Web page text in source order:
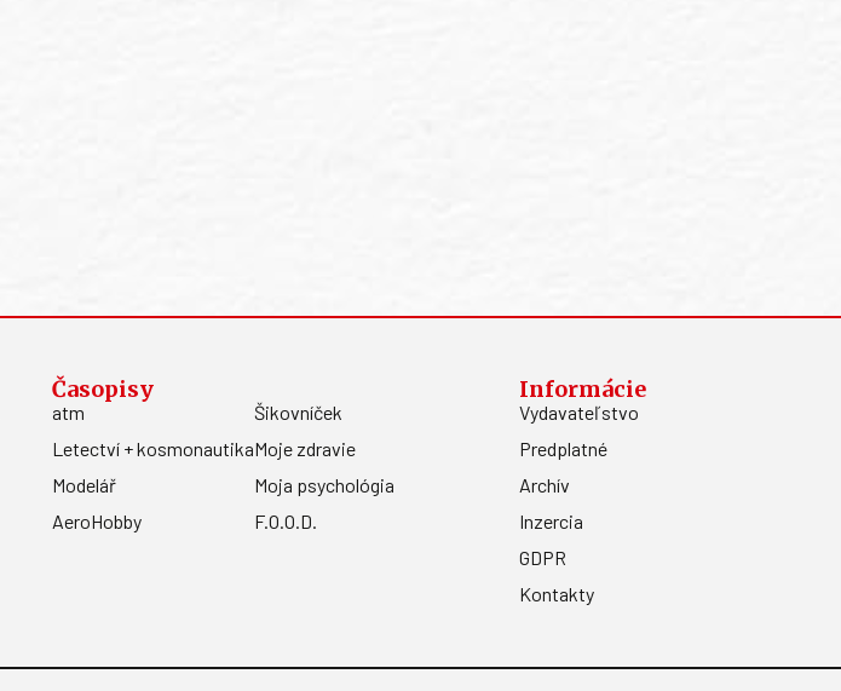
Časopisy
atm
Letectví + kosmonautika
Modelář
AeroHobby
Šikovníček
Moje zdravie
Moja psychológia
F.O.O.D.
Informácie
Vydavateľstvo
Predplatné
Archív
Inzercia
GDPR
Kontakty